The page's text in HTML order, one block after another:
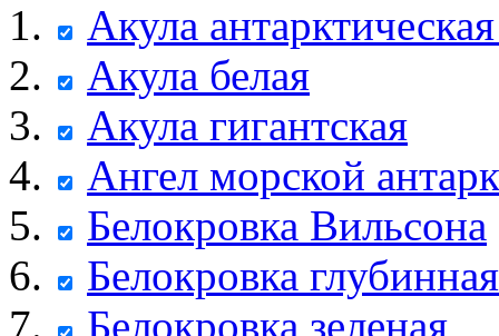
Акула
Акула белая
Акула гигантская
Ангел морской
Белокровка Вильсона
Белокровка глубинная
Белокровка зеленая